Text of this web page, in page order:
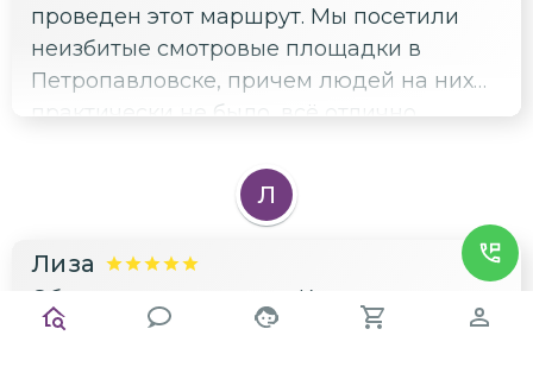
проведен этот маршрут. Мы посетили
неизбитые смотровые площадки в
Петропавловске, причем людей на них
практически не было, всё отлично
города. Здесь очень красиво, много
фоткались и под конец устроили пикник
на Халактырском пляже) Все остались
довольны, благодарю)
Л
Лиза
Обзорная экскурсия по Камчатке: закат
на берегу Тихого океана